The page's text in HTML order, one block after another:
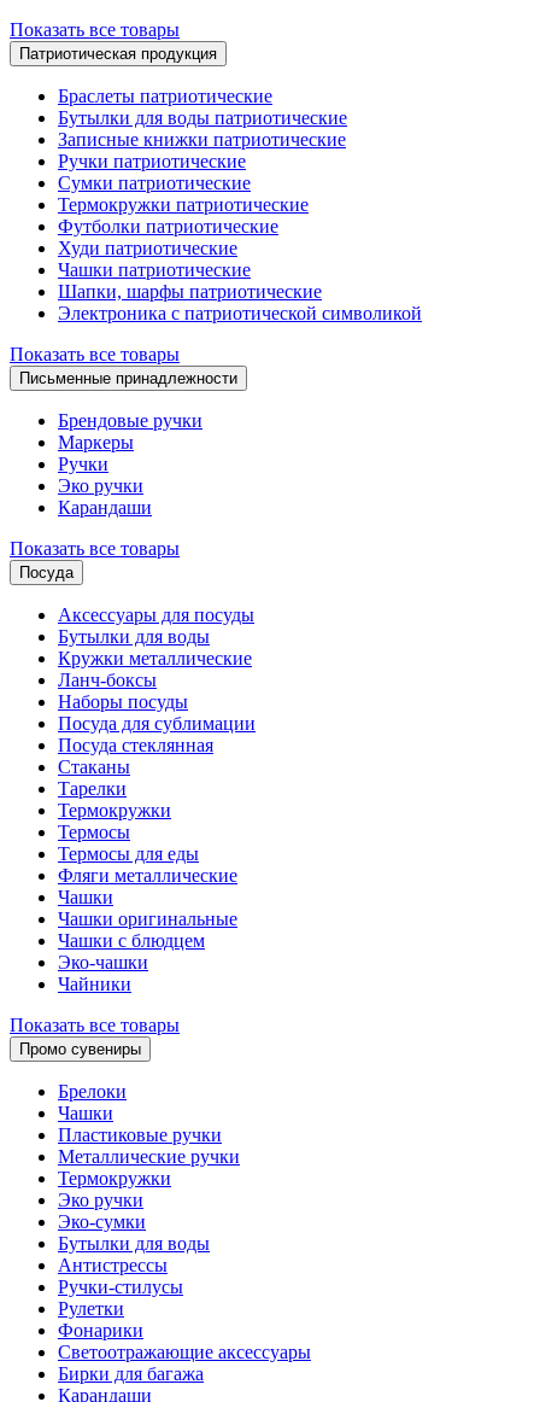
Показать все товары
Патриотическая продукция
Браслеты патриотические
Бутылки для воды патриотические
Записные книжки патриотические
Ручки патриотические
Сумки патриотические
Термокружки патриотические
Футболки патриотические
Худи патриотические
Чашки патриотические
Шапки, шарфы патриотические
Электроника с патриотической символикой
Показать все товары
Письменные принадлежности
Брендовые ручки
Маркеры
Ручки
Эко ручки
Карандаши
Показать все товары
Посуда
Аксессуары для посуды
Бутылки для воды
Кружки металлические
Ланч-боксы
Наборы посуды
Посуда для сублимации
Посуда стеклянная
Стаканы
Тарелки
Термокружки
Термосы
Термосы для еды
Фляги металлические
Чашки
Чашки оригинальные
Чашки с блюдцем
Эко-чашки
Чайники
Показать все товары
Промо сувениры
Брелоки
Чашки
Пластиковые ручки
Металлические ручки
Термокружки
Эко ручки
Эко-сумки
Бутылки для воды
Антистрессы
Ручки-стилусы
Рулетки
Фонарики
Светоотражающие аксессуары
Бирки для багажа
Карандаши